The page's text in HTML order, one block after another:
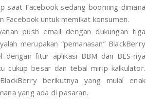
saat Facebook sedang booming dimana
untuk memikat konsumen.
push email dengan dukungan tiga
merupakan “pemanasan” BlackBerry
fitur aplikasi BBM dan BES-nya
cukup besar dan tebal mirip kalkulator.
berikutnya yang mulai enak
yang ada di pasaran.